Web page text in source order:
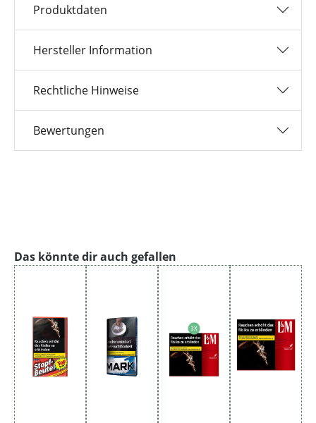
Produktdaten
Hersteller Information
Rechtliche Hinweise
Bewertungen
Produktgalerie überspringen
Das könnte dir auch gefallen